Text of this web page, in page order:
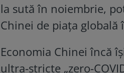
la sută în noiembrie,
Chinei de piaţa
Economia Chinei încă
ultra-stricte „zero-